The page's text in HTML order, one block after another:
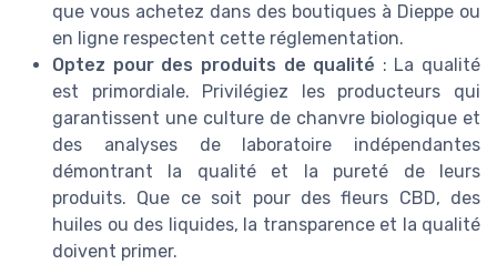
que vous achetez dans des boutiques à Dieppe ou
en ligne respectent cette réglementation.
Optez pour des produits de qualité : La qualité
est primordiale. Privilégiez les producteurs qui
garantissent une culture de chanvre biologique et
des analyses de laboratoire indépendantes
démontrant la qualité et la pureté de leurs
produits. Que ce soit pour des fleurs CBD, des
huiles ou des liquides, la transparence et la qualité
doivent primer.